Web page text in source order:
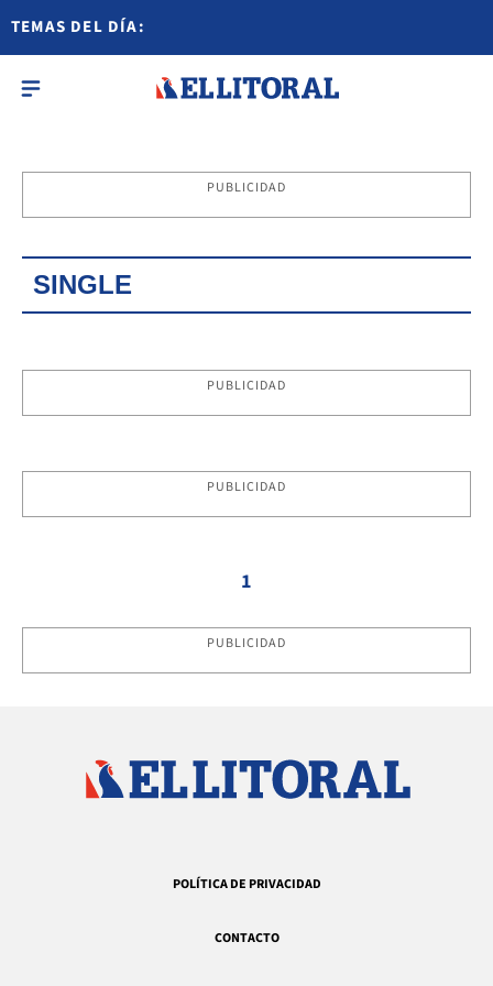
TEMAS DEL DÍA:
PUBLICIDAD
SINGLE
PUBLICIDAD
PUBLICIDAD
1
PUBLICIDAD
POLÍTICA DE PRIVACIDAD
CONTACTO